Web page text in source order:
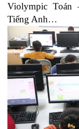
Violympic Toán
Tiếng Anh…